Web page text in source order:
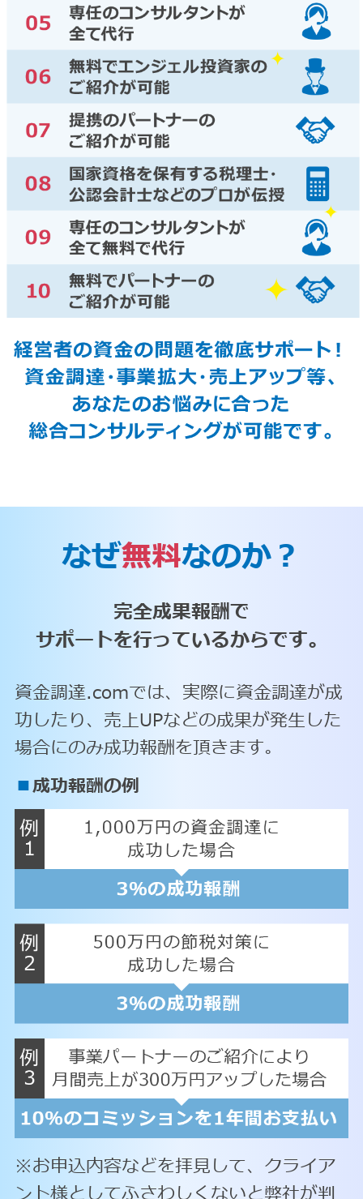
なぜ無料なのか？
完全成果報酬で
サポートを行っているからです。
資金調達.comでは、実際に資金調達が成
功したり、売上UPなどの成果が発生した
場合にのみ成功報酬を頂きます。
■成功報酬の例
※お申込内容などを拝見して、クライア